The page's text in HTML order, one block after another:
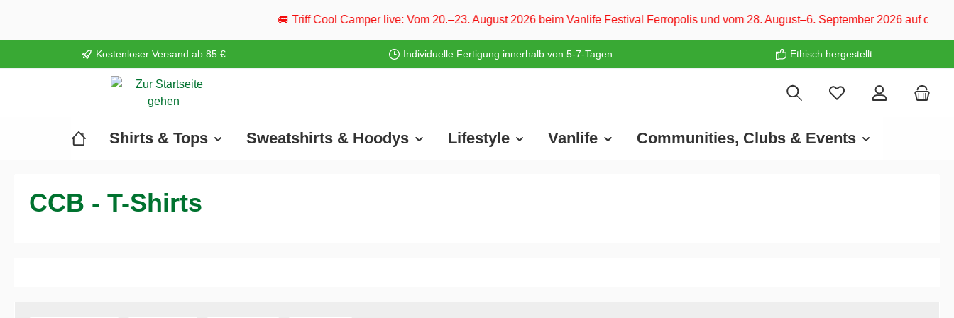
🚐 Triff Cool Camper live: Vom 20.–23. August 2026 beim Vanlife Festival Ferropolis und vom 28. August–6. September 2026 auf dem CARAVAN
Kostenloser Versand ab 85 € Individuelle Fertigung innerhalb von 5-7-Tagen Ethisch hergestellt
Shirts & Tops Sweatshirts & Hoodys Lifestyle Vanlife Communities, Clubs & Events
CCB - T-Shirts